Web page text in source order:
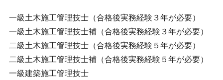
一級土木施工管理技士（合格後実務経験３年が必要）
一級土木施工管理技士補（合格後実務経験３年が必要）
二級土木施工管理技士（合格後実務経験５年が必要）
二級土木施工管理技士補（合格後実務経験５年が必要）
一級建築施工管理技士